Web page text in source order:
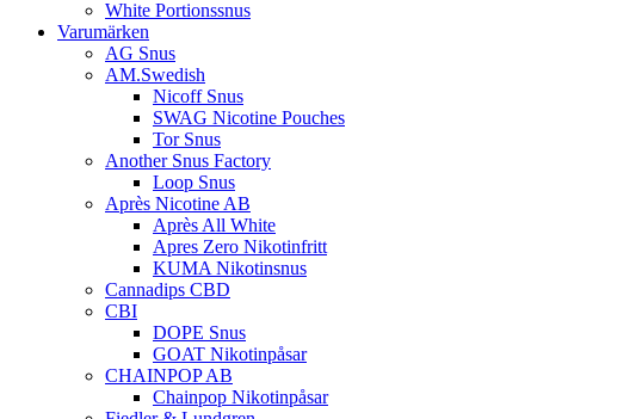
White Portionssnus
Varumärken
AG Snus
AM.Swedish
Nicoff Snus
SWAG Nicotine Pouches
Tor Snus
Another Snus Factory
Loop Snus
Après Nicotine AB
Après All White
Apres Zero Nikotinfritt
KUMA Nikotinsnus
Cannadips CBD
CBI
DOPE Snus
GOAT Nikotinpåsar
CHAINPOP AB
Chainpop Nikotinpåsar